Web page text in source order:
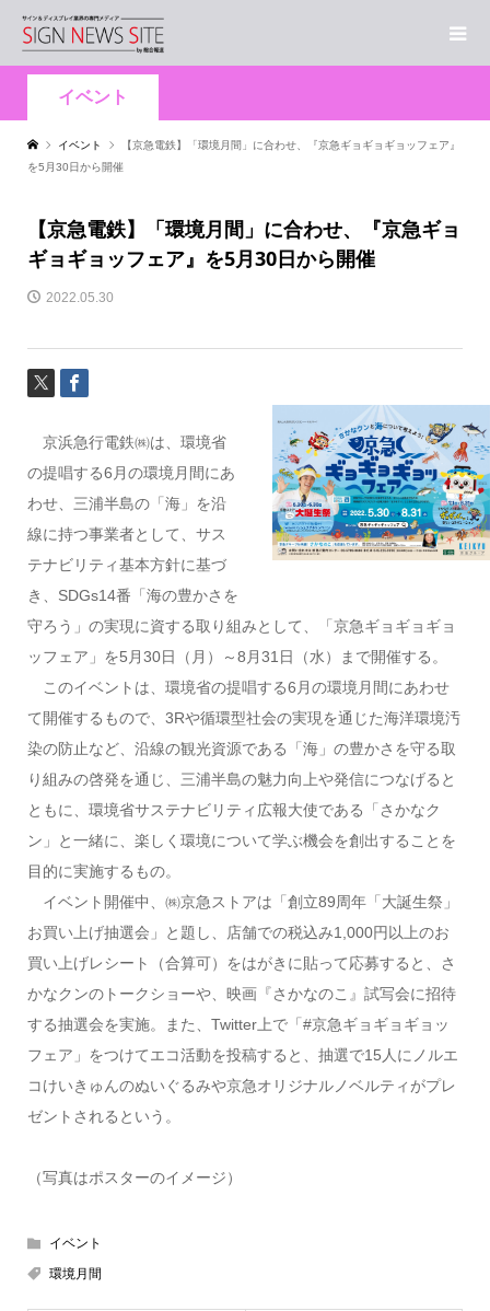
イベント
イベント
【京急電鉄】「環境月間」に合わせ、『京急ギョギョギョッフェア』
を5月30日から開催
【京急電鉄】「環境月間」に合わせ、『京急ギョ
ギョギョッフェア』を5月30日から開催
2022.05.30
京浜急行電鉄㈱は、環境省
の提唱する6月の環境月間にあ
わせ、三浦半島の「海」を沿
線に持つ事業者として、サス
テナビリティ基本方針に基づ
き、SDGs14番「海の豊かさを
守ろう」の実現に資する取り組みとして、「京急ギョギョギョ
ッフェア」を5月30日（月）～8月31日（水）まで開催する。
このイベントは、環境省の提唱する6月の環境月間にあわせ
て開催するもので、3Rや循環型社会の実現を通じた海洋環境汚
染の防止など、沿線の観光資源である「海」の豊かさを守る取
り組みの啓発を通じ、三浦半島の魅力向上や発信につなげると
ともに、環境省サステナビリティ広報大使である「さかなク
ン」と一緒に、楽しく環境について学ぶ機会を創出することを
目的に実施するもの。
イベント開催中、㈱京急ストアは「創立89周年「大誕生祭」
お買い上げ抽選会」と題し、店舗での税込み1,000円以上のお
買い上げレシート（合算可）をはがきに貼って応募すると、さ
かなクンのトークショーや、映画『さかなのこ』試写会に招待
する抽選会を実施。また、Twitter上で「#京急ギョギョギョッ
フェア」をつけてエコ活動を投稿すると、抽選で15人にノルエ
コけいきゅんのぬいぐるみや京急オリジナルノベルティがプレ
ゼントされるという。
（写真はポスターのイメージ）
イベント
環境月間